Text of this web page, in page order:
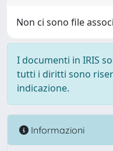
Non ci sono file
I documenti in IRIS
tutti i diritti sono
indicazione.
Informazioni